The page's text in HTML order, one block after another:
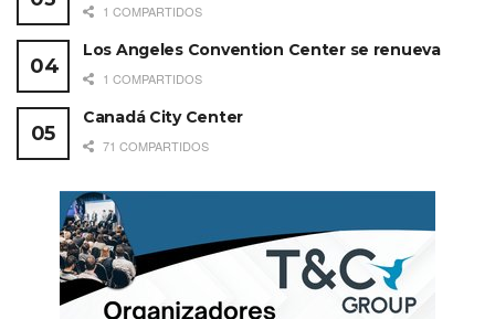
1 COMPARTIDOS
Los Angeles Convention Center se renueva
1 COMPARTIDOS
Canadá City Center
71 COMPARTIDOS